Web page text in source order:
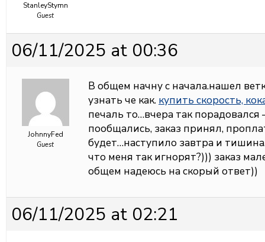
StanleyStymn
Guest
06/11/2025 at 00:36
JohnnyFed
Guest
В общем начну с начала.нашел
узнать че как. купить скорость,
печаль то…вчера так
пообщались, заказ принял,
будет…наступило завтра и
что меня так игнорят?))) заказ
общем надеюсь на скорый ответ))
06/11/2025 at 02:21